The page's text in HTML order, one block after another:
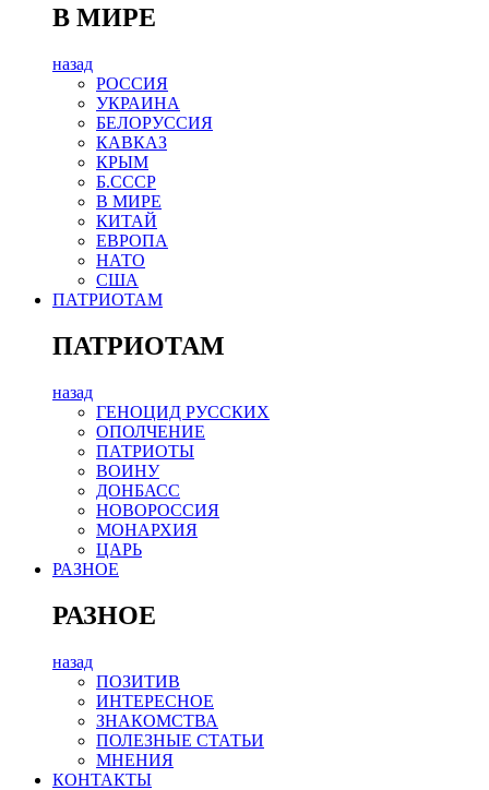
В МИРЕ
назад
РОСCИЯ
УКРАИНА
БЕЛОРУССИЯ
КАВКАЗ
КРЫМ
Б.СССР
В МИРЕ
КИТАЙ
ЕВРОПА
НАТО
США
ПАТРИОТАМ
ПАТРИОТАМ
назад
ГЕНОЦИД РУССКИХ
ОПОЛЧЕНИЕ
ПАТРИОТЫ
ВОИНУ
ДОНБАСС
НОВОРОССИЯ
МОНАРХИЯ
ЦАРЬ
РАЗНОЕ
РАЗНОЕ
назад
ПОЗИТИВ
ИНТЕРЕСНОЕ
ЗНАКОМСТВА
ПОЛЕЗНЫЕ СТАТЬИ
МНЕНИЯ
КОНТАКТЫ